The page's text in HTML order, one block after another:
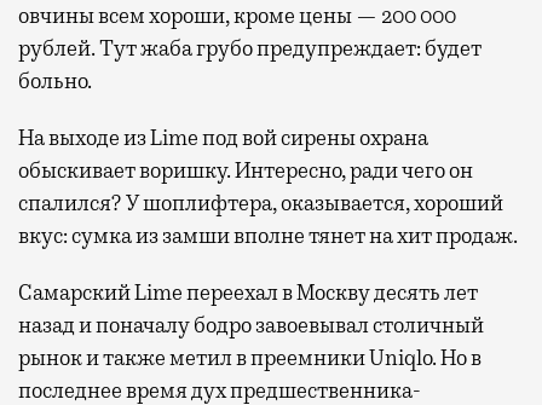
овчины всем хороши, кроме цены — 200 000
рублей. Тут жаба грубо предупреждает: будет
больно.
На выходе из Lime под вой сирены охрана
обыскивает воришку. Интересно, ради чего он
спалился? У шоплифтера, оказывается, хороший
вкус: сумка из замши вполне тянет на хит продаж.
Самарский Lime переехал в Москву десять лет
назад и поначалу бодро завоевывал столичный
рынок и также метил в преемники Uniqlo. Но в
последнее время дух предшественника-